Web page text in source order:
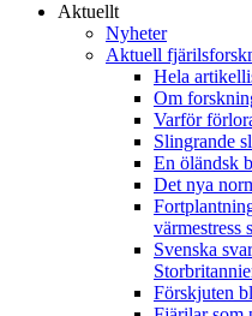
Aktuellt
Nyheter
Aktuell
Hela
Om
Varför
Slingrande
En öländsk
Det nya
värmestress
Svenska
Förskjuten